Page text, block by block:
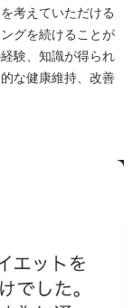
考えていただける
グを続けることが
験、知識が得られ
な健康維持、改善